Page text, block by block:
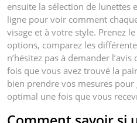
ensuite la sélection de lunettes
ligne pour voir comment
visage et à votre style. Prenez
options, comparez les
n’hésitez pas à demander
fois que vous avez trouvé la
bien prendre vos mesures
optimal une fois que vous